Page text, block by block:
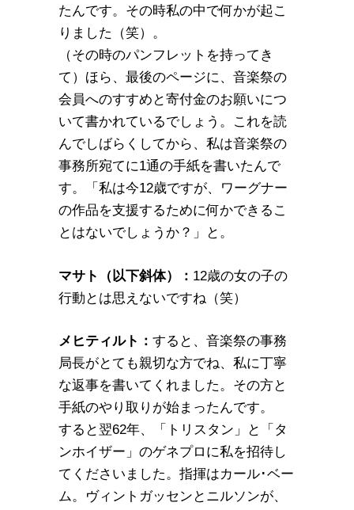
たんです。その時私の中で何かが起こ
りました（笑）。
（その時のパンフレットを持ってき
て）ほら、最後のページに、音楽祭の
会員へのすすめと寄付金のお願いにつ
いて書かれているでしょう。これを読
んでしばらくしてから、私は音楽祭の
事務所宛てに1通の手紙を書いたんで
す。「私は今12歳ですが、ワーグナー
の作品を支援するために何かできるこ
とはないでしょうか？」と。
マサト（以下斜体）： 12歳の女の子の
行動とは思えないですね（笑）
メヒティルト： すると、音楽祭の事務
局長がとても親切な方でね、私に丁寧
な返事を書いてくれました。その方と
手紙のやり取りが始まったんです。
すると翌62年、「トリスタン」と「タ
ンホイザー」のゲネプロに私を招待し
てくださいました。指揮はカール･ベー
ム。ヴィントガッセンとニルソンが、